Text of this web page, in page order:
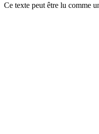
Ce texte peut être lu comme